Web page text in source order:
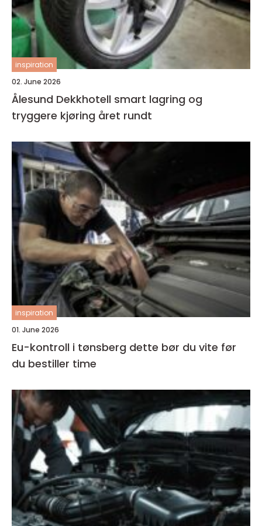
inspiration
02. June 2026
Ålesund Dekkhotell smart lagring og
tryggere kjøring året rundt
inspiration
01. June 2026
Eu-kontroll i tønsberg dette bør du vite før
du bestiller time